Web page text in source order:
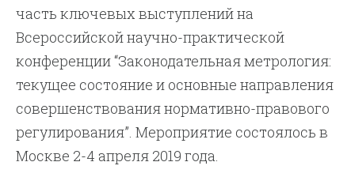
часть ключевых выступлений на
Всероссийской научно-практической
конференции “Законодательная метрология:
текущее состояние и основные направления
совершенствования нормативно-правового
регулирования”. Мероприятие состоялось в
Москве 2-4 апреля 2019 года.